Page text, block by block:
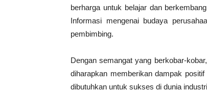
berharga untuk belajar dan
Informasi mengenai budaya
pembimbing.
Dengan semangat yang berkobar-
diharapkan memberikan dampak
dibutuhkan untuk sukses di dunia